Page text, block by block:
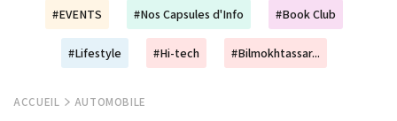
#EVENTS #Nos Capsules d'Info #Book Club
#Lifestyle #Hi-tech #Bilmokhtassar...
ACCUEIL AUTOMOBILE